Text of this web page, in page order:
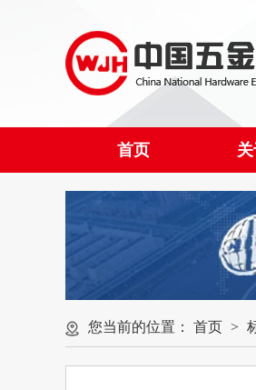
首页
您当前的位置： 首页 >